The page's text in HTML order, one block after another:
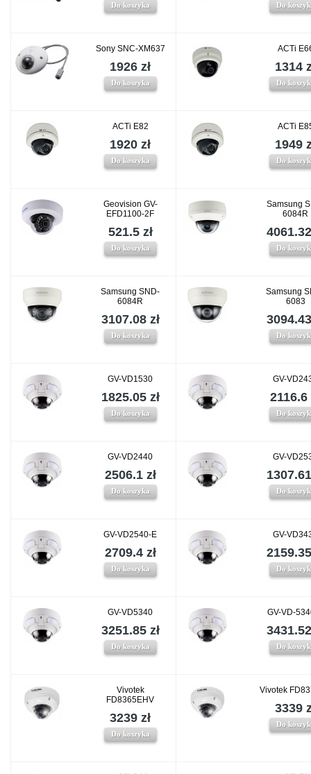
Do koszyka Do
Sony SNC-XM637
1926 zł
Do koszyka
ACTi
1314
Do
ACTi E82
1920 zł
Do koszyka
ACTi
1949
Do
Geovision GV-
EFD1100-2F
521.5 zł
Do koszyka
Samsung
6084R
Do
Samsung SND-
6084R
3107.08 zł
Do koszyka
Samsung
6083
Do
GV-VD1530
1825.05 zł
Do koszyka
GV-
2116.6
Do
GV-VD2440
2506.1 zł
Do koszyka
GV-
Do
GV-VD2540-E
2709.4 zł
Do koszyka
GV-
Do
GV-VD5340
3251.85 zł
Do koszyka
GV-VD-
Do
Vivotek
FD8365EHV
3239 zł
Do koszyka
Vivotek
3339
Do